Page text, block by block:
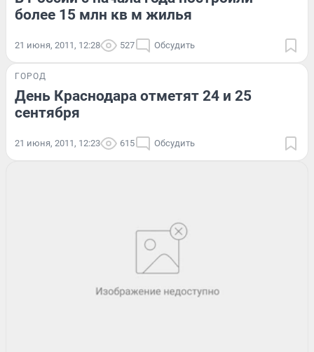
более 15 млн кв м жилья
21 июня, 2011, 12:28 527 Обсудить
ГОРОД
День Краснодара отметят 24 и 25
сентября
21 июня, 2011, 12:23 615 Обсудить